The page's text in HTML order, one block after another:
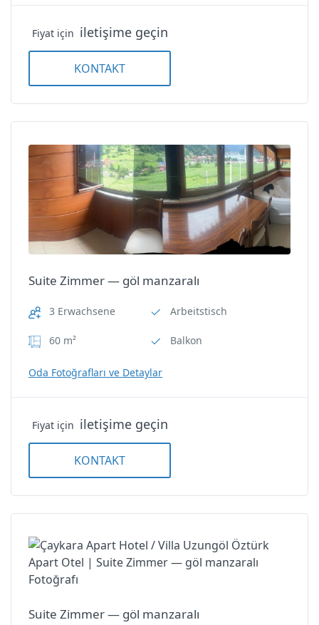
Dreibettzimmer — bahce ve
dağ manzaralı
Uzungöl Öztürk Apart Otel
Oda Özellikleri
Dusche/WC
Elektrischer Wasserkocher
Haartrockner
Klimaanlage
Wi-Fi
Suite Zimmer — göl manzaralı
Oda Özellikleri
Balkon
Suite Zimmer — göl manzaralı
Fiyat için iletişime geçin
KONTAKT
Suite Zimmer — göl manzaralı
3 Erwachsene
60 m²
Arbeitstisch
Balkon
Oda Fotoğrafları ve Detaylar
Suite Zimmer — göl manzaralı
Uzungöl Öztürk Apart Otel
Oda Özellikleri
Suite Zimmer — göl manzaralı
Fiyat için iletişime geçin
KONTAKT
Suite Zimmer — göl manzaralı